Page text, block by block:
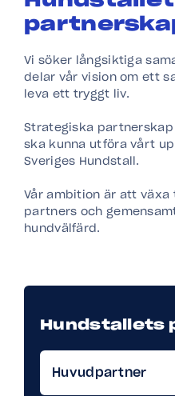
Vi söker långsiktiga
delar vår vision om ett
leva ett tryggt liv.​
Strategiska
ska kunna utföra vårt
Sveriges Hundstall. ​
Vår ambition är att växa
partners och
hundvälfärd.
Hundstallets
Huvudpartner